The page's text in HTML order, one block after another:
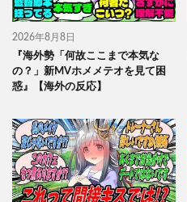
2026年8月8日
『海外勢「何故ここまで本気な
の？」新MVホメメテオを見て困
惑』【海外の反応】